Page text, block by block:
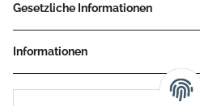
Gesetzliche Informationen
Informationen